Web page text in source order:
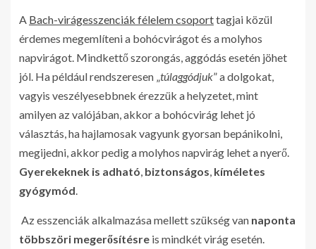
A Bach-virágesszenciák félelem csoporttagjai közül
érdemes megemlíteni a bohócvirágot és a molyhos
napvirágot. Mindkettő szorongás, aggódás esetén jöhet
jól. Ha például rendszeresen „ túlaggódjuk” a dolgokat,
vagyis veszélyesebbnek érezzük a helyzetet, mint
amilyen az valójában, akkor a bohócvirág lehet jó
választás, ha hajlamosak vagyunk gyorsan bepánikolni,
megijedni, akkor pedig a molyhos napvirág lehet a nyerő.
Gyerekeknek is adható biztonságos kíméletes
gyógymód
Az esszenciák alkalmazása mellett szükség van naponta
többszöri megerősítésre is mindkét virág esetén.